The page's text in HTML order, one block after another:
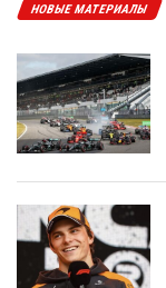
НОВЫЕ МАТЕРИАЛЫ